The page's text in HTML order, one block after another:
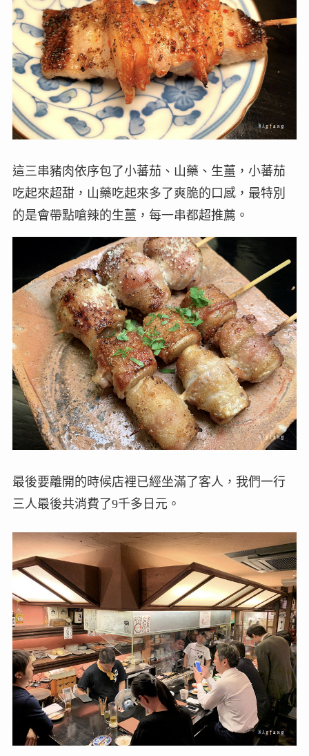
這三串豬肉依序包了小蕃茄、山藥、生薑，小蕃茄
吃起來超甜，山藥吃起來多了爽脆的口感，最特別
的是會帶點嗆辣的生薑，每一串都超推薦。
最後要離開的時候店裡已經坐滿了客人，我們一行
三人最後共消費了9千多日元。